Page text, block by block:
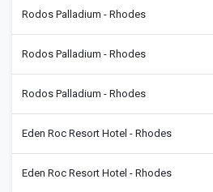
Rodos Palladium - Rhodes
Rodos Palladium - Rhodes
Rodos Palladium - Rhodes
Eden Roc Resort Hotel - Rhodes
Eden Roc Resort Hotel - Rhodes